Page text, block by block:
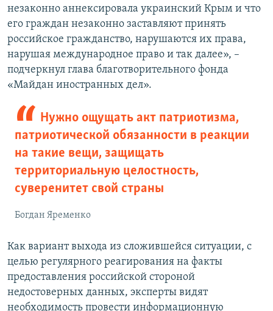
незаконно аннексировала украинский Крым и что
его граждан незаконно заставляют принять
российское гражданство, нарушаются их права,
нарушая международное право и так далее», –
подчеркнул глава благотворительного фонда
«Майдан иностранных дел».
Нужно ощущать акт патриотизма,
патриотической обязанности в реакции
на такие вещи, защищать
территориальную целостность,
суверенитет свой страны
Богдан Яременко
Как вариант выхода из сложившейся ситуации, с
целью регулярного реагирования на факты
предоставления российской стороной
недостоверных данных, эксперты видят
необходимость провести информационную